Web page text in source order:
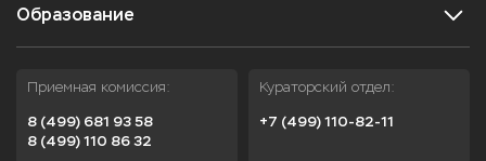
Образование
Приемная комиссия:
8 (499) 681 93 58
8 (499) 110 86 32
Кураторский отдел:
+7 (499) 110-82-11